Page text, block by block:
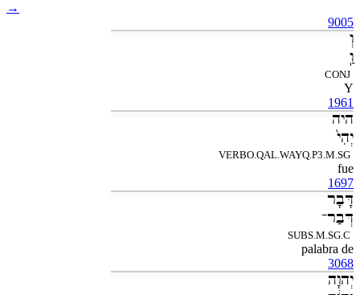
→
9005
וְ
וַֽ
CONJ
Y
1961
היה
יְהִי֙
VERBO.QAL.WAYQ.P3.M.SG
fue
1697
דָּבָר
דְּבַר־
SUBS.M.SG.C
palabra de
3068
יְהוָה